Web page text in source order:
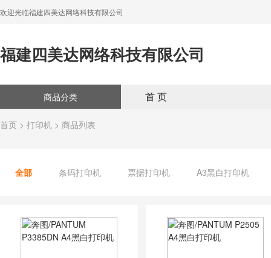
欢迎光临福建四美达网络科技有限公司
福建四美达网络科技有限公司
商品分类 首 页
首页 > 打印机 > 商品列表
全部 条码打印机 票据打印机 A3黑白打印机